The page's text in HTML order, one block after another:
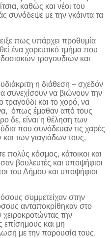
καθώς και νέοι του
συνόδεψε με την γκάιντα τα
πως υπάρχει προθυμία
ένα χορευτικό τμήμα που
τραγουδιών και
η διάθεση – σχεδόν
συνεχίσουν να βιώνουν την
και το χορό, να
όπως έμαθαν από τους
δε, είναι η θέληση των
που συνόδευαν τις χαρές
των γιαγιάδων τους.
κόσμος, κάτοικοι και
βουλευτές και υποψήφιοι
του Δήμου και υποψήφιοι
συμμετείχαν στην
ανταποκρίθηκαν στο
την
και μη
με την παρουσία τους.